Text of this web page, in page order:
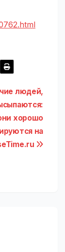
людей,
хорошо
на